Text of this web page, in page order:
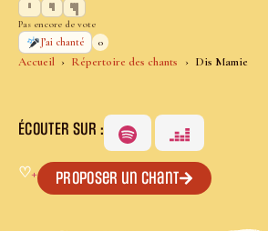
Accueil Répertoire des chants Dis Mamie
Pas encore de vote
J’ai chanté
0
ÉCOUTER SUR :
♡+ Proposer un chant